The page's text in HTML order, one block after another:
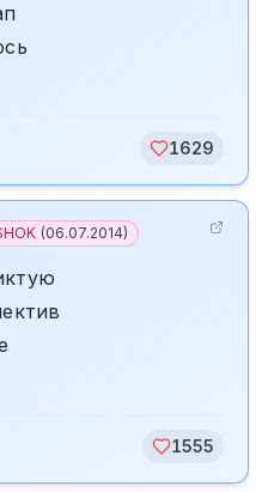
1629
(06.07.2014)
1555